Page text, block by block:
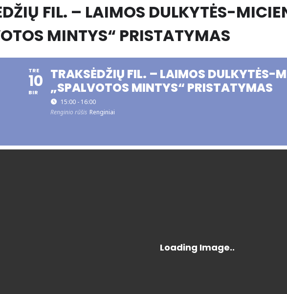
FIL. – LAIMOS DULKYTĖS-
MINTYS“ PRISTATYMAS
TRE
10
BIR
TRAKSĖDŽIŲ FIL. – LAIMOS DULKYTĖS-
„SPALVOTOS MINTYS“ PRISTATYMAS
15:00 - 16:00
Renginio rūšis Renginiai